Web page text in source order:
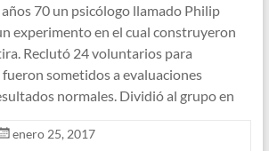
70 un psicólogo llamado Philip
experimento en el cual construyeron
Reclutó 24 voluntarios para
sometidos a evaluaciones
normales. Dividió al grupo en
enero 25, 2017